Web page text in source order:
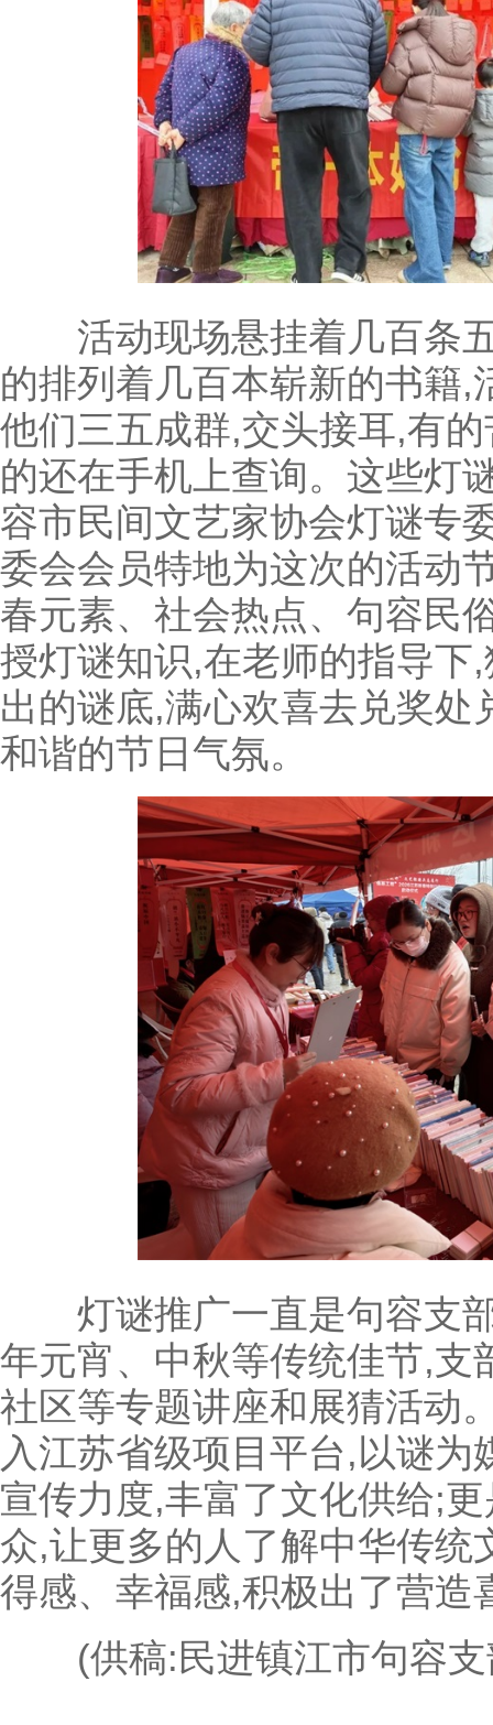
活动现场悬挂着几百条五
的排列着几百本崭新的书籍
他们三五成群,交头接耳,有
的还在手机上查询。这些灯
容市民间文艺家协会灯谜专
委会会员特地为这次的活动
春元素、社会热点、句容民
授灯谜知识,在老师的指导下
出的谜底,满心欢喜去兑奖处
和谐的节日气氛。
灯谜推广一直是句容支部
年元宵、中秋等传统佳节,支
社区等专题讲座和展猜活动
入江苏省级项目平台,以谜
宣传力度,丰富了文化供给;
众,让更多的人了解中华传统
得感、幸福感,积极出了营造
(供稿:民进镇江市句容支